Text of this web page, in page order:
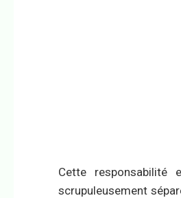
Cette
scrupuleusement